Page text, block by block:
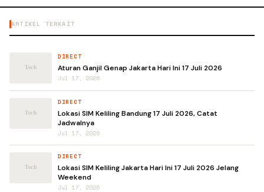
ARTIKEL TERKAIT
DIRECT
Aturan Ganjil Genap Jakarta Hari Ini 17 Juli 2026
Jul 17, 2026
DIRECT
Lokasi SIM Keliling Bandung 17 Juli 2026, Catat
Jadwalnya
Jul 17, 2026
DIRECT
Lokasi SIM Keliling Jakarta Hari Ini 17 Juli 2026 Jelang
Weekend
Jul 17, 2026